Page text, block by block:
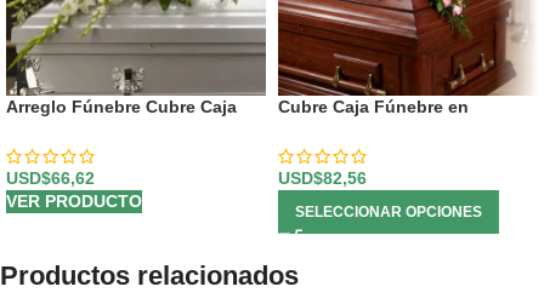
Arreglo Fúnebre Cubre Caja
USD$66,62
VER PRODUCTO
Cubre Caja Fúnebre en
USD$82,56
SELECCIONAR OPCIONES
Productos relacionados